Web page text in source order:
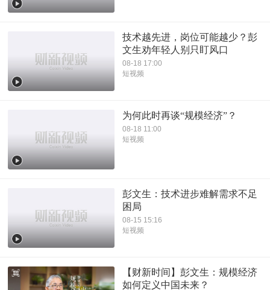
技术越先进，岗位可能越少？彭
文生劝年轻人别只盯风口
08-18 17:00
短视频
为何此时再谈“规模经济”？
08-18 11:00
短视频
彭文生：技术进步难解需求不足
困局
08-15 15:16
短视频
【财新时间】彭文生：规模经济
如何定义中国未来？